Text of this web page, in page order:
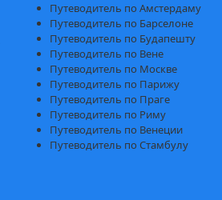
Путеводитель по Амстердаму
Путеводитель по Барселоне
Путеводитель по Будапешту
Путеводитель по Вене
Путеводитель по Москве
Путеводитель по Парижу
Путеводитель по Праге
Путеводитель по Риму
Путеводитель по Венеции
Путеводитель по Стамбулу